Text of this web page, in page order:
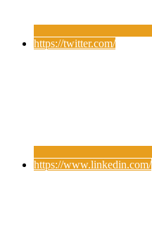
https://twitter.com/
https://www.linkedin.com/